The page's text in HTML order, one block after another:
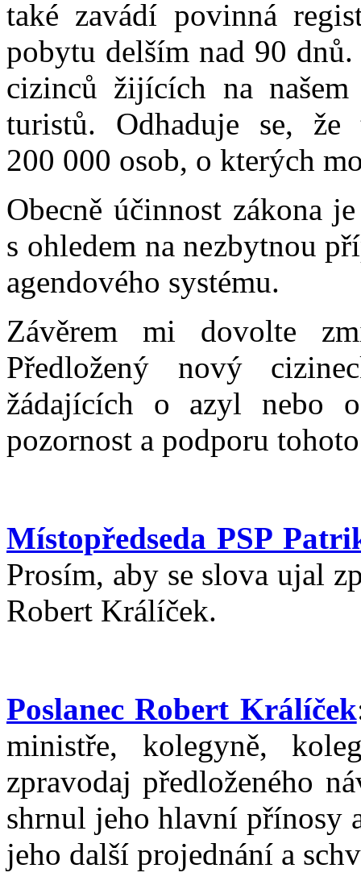
také zavádí povinná
pobytu delším nad 90
cizinců žijících na
turistů. Odhaduje se, že
200 000 osob, o kterých
Obecně účinnost zákona
s ohledem na nezbytnou
agendového systému.
Závěrem mi dovolte
Předložený nový
žádajících o azyl nebo
pozornost a podporu
Místopředseda PSP
Prosím, aby se slova ujal
Robert Králíček.
Poslanec Robert Králíček
ministře, kolegyně,
zpravodaj předloženého
shrnul jeho hlavní přínosy
jeho další projednání a